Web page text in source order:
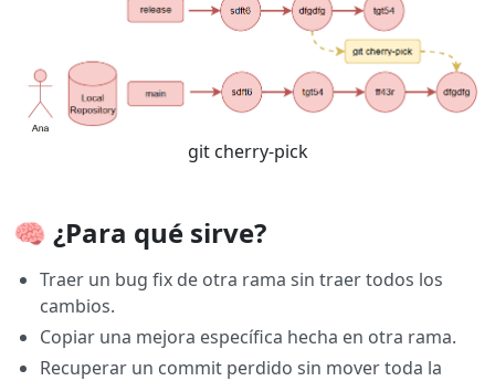
git cherry-pick
🧠 ¿Para qué sirve?
Traer un bug fix de otra rama sin traer todos los
cambios.
Copiar una mejora específica hecha en otra rama.
Recuperar un commit perdido sin mover toda la